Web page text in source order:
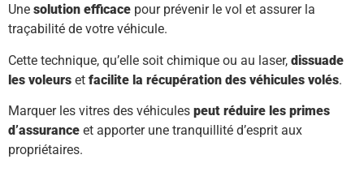
Une solution efficace pour prévenir le vol et assurer la
traçabilité de votre véhicule.
Cette technique, qu’elle soit chimique ou au laser, dissuade
les voleurs et facilite la récupération des véhicules volés.
Marquer les vitres des véhicules peut réduire les primes
d’assurance et apporter une tranquillité d’esprit aux
propriétaires.